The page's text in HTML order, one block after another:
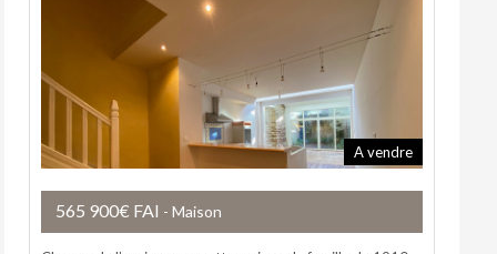
A vendre
565 900€ FAI - Maison